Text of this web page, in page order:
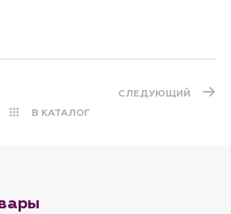
В КАТАЛОГ
СЛЕДУЮЩИЙ